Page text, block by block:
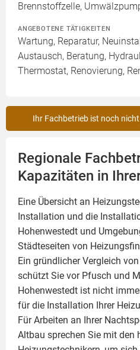
Brennstoffzelle,
ANGEBOTENE TÄTIGKEITEN
Wartung, Reparatur,
Austausch, Beratung,
Thermostat, Renovierung,
Ihr Fachbetrieb ist noch
Regionale
Kapazitäten in
Eine Übersicht an
Installation und die
Hohenwestedt und
Städteseiten von
Ein gründlicher Vergleich
schützt Sie vor Pfusch und
Hohenwestedt ist nicht
für die Installation Ihrer
Für Arbeiten an Ihrer
Altbau sprechen Sie mit den